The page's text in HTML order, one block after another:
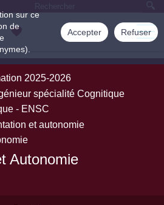
sur ce
de
Accepter Refuser
2025-2026
spécialité Cognitique
- ENSC
et autonomie
Autonomie